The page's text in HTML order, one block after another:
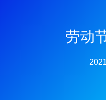
劳动